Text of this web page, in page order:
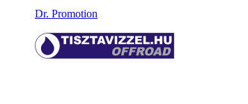
Dr. Promotion